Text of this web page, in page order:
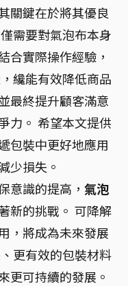
關鍵在於將其優良
需要對氣泡布本身
合實際操作經驗，
纔能有效降低商品
最終提升顧客滿意
力。 希望本文提供
包裝中更好地應用
少損失。
意識的提高， 氣泡
新的挑戰。 可降解
，將成為未來發展
更有效的包裝材料
更可持續的發展。